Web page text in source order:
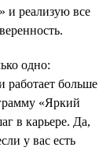
и реализую все
одно:
работает больше
«Яркий
в карьере. Да,
у вас есть